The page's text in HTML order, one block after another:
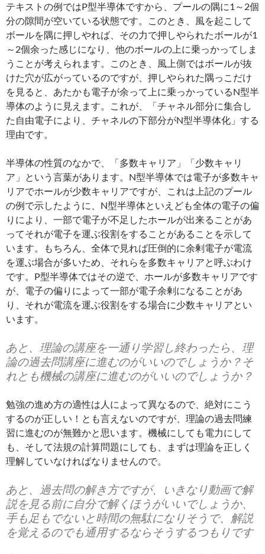
テキストの例ではP型半導体ですから、プールの隅に1～2個
分の隙間が空いている状態です。このとき、風を起こして
ボールを隅に押しやれば、その力で押しやられたボールが1
～2個余った感じになり、他のボールの上に乗っかってしま
うことが考えられます。このとき、風上側ではボールが抜
けた穴が広がっているのですが、押しやられた隅っこだけ
を見ると、あたかも電子が余って上に乗っかっているN型半
導体のように見えます。これが、「チャネル部分に集合し
た自由電子により、チャネルの下部分がN型半導体化」する
理由です。
半導体の性質のなかで、「多数キャリア」「少数キャリ
ア」という言葉があります。N型半導体では電子が多数キャ
リアでホールが少数キャリアですが、これは上記のプール
の例で示したように、N型半導体といえども全体の電子の偏
りにより、一部で電子が不足したホールが出来ることがあ
ってそれが電子を運ぶ役割をすることがあることを示して
います。もちろん、全体で見れば圧倒的に余剰電子が電流
を運ぶ場合が多いため、それらを多数キャリアと呼ぶわけ
です。P型半導体ではその逆で、ホールが多数キャリアです
が、電子の偏りによって一部が電子余剰になることがあ
り、それが電流を運ぶ役割をする場合に少数キャリアとい
います。
あと、理論の講座を一通り学習し終わったら、理
論の過去問講座に進むのがいいのでしょうか？そ
れとも機械の講座に進むのがいいのでしょうか？
勉強の進め方の適性は人によって異なるので、絶対にこう
するのが正しい！とも言えないのですが、理論の過去問練
習に進むのが無難かと思います。機械にしても電力にして
も、そして法規の計算問題にしても、まずは理論を正しく
理解していなければなりませんので。
あと、過去問の解き方ですが、いきなり動画で解
説を見る前に自分で解くほうがいいでしょうか、
手も足もでないと時間の無駄になりそうで、解説
を覚えるのでも通用するならそうするつもりです